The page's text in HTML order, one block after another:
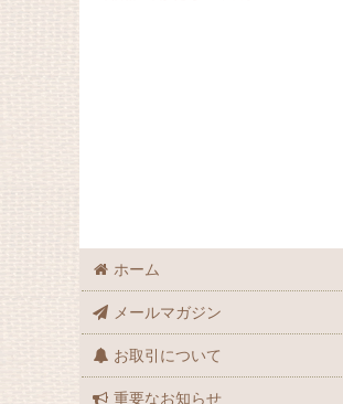
ホーム
メールマガジン
お取引について
重要なお知らせ